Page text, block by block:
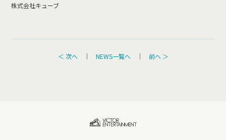
株式会社キューブ
＜ 次へ ｜ NEWS一覧へ ｜ 前へ ＞